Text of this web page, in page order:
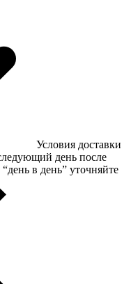
Условия доставки
день после
в день” уточняйте